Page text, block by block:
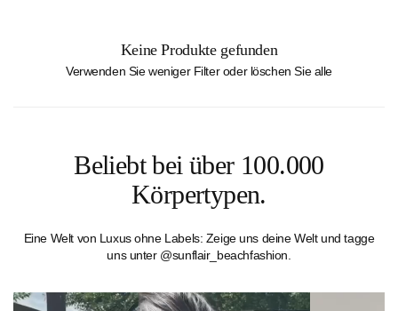
Keine Produkte gefunden
Verwenden Sie weniger Filter oder löschen Sie alle
Beliebt bei über 100.000
Körpertypen.
Eine Welt von Luxus ohne Labels: Zeige uns deine Welt und tagge
uns unter @sunflair_beachfashion.